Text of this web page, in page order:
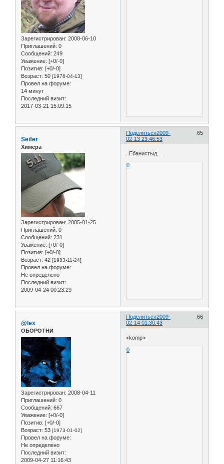
Зарегистрирован: 2008-06-10
Приглашений: 0
Сообщений: 249
Уважение: [+0/-0]
Позитив: [+0/-0]
Возраст: 50 [1976-04-13]
Провел на форуме:
14 минут
Последний визит:
2017-03-21 15:09:15
Поделиться 65
2009-
02-13 23:46:53
Seifer
Химера
Зарегистрирован: 2005-01-25
Приглашений: 0
Сообщений: 231
Уважение: [+0/-0]
Позитив: [+0/-0]
Возраст: 42 [1983-11-24]
Провел на форуме:
Не определено
Последний визит:
2009-04-24 00:23:29
..Ебанистыд...
0
Поделиться 66
2009-
02-14 01:30:43
@lex
ОБОРОТНИ
Зарегистрирован: 2008-04-11
Приглашений: 0
Сообщений: 667
Уважение: [+0/-0]
Позитив: [+0/-0]
Возраст: 53 [1973-01-02]
Провел на форуме:
Не определено
Последний визит:
2009-04-27 11:16:43
<komp>
0